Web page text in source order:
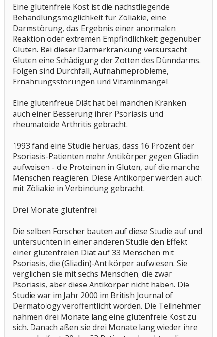
Eine glutenfreie Kost ist die nächstliegende
Behandlungsmöglichkeit für Zöliakie, eine
Darmstörung, das Ergebnis einer anormalen
Reaktion oder extremen Empfindlichkeit gegenüber
Gluten. Bei dieser Darmerkrankung versursacht
Gluten eine Schädigung der Zotten des Dünndarms.
Folgen sind Durchfall, Aufnahmeprobleme,
Ernährungsstörungen und Vitaminmangel.
Eine glutenfreue Diät hat bei manchen Kranken
auch einer Besserung ihrer Psoriasis und
rheumatoide Arthritis gebracht.
1993 fand eine Studie heruas, dass 16 Prozent der
Psoriasis-Patienten mehr Antikörper gegen Gliadin
aufweisen - die Proteinen in Gluten, auf die manche
Menschen reagieren. Diese Antikörper werden auch
mit Zöliakie in Verbindung gebracht.
Drei Monate glutenfrei
Die selben Forscher bauten auf diese Studie auf und
untersuchten in einer anderen Studie den Effekt
einer glutenfreien Diät auf 33 Menschen mit
Psoriasis, die (Gliadin)-Antikörper aufwiesen. Sie
verglichen sie mit sechs Menschen, die zwar
Psoriasis, aber diese Antikörper nicht haben. Die
Studie war im Jahr 2000 im British Journal of
Dermatology veröffentlicht worden. Die Teilnehmer
nahmen drei Monate lang eine glutenfreie Kost zu
sich. Danach aßen sie drei Monate lang wieder ihre